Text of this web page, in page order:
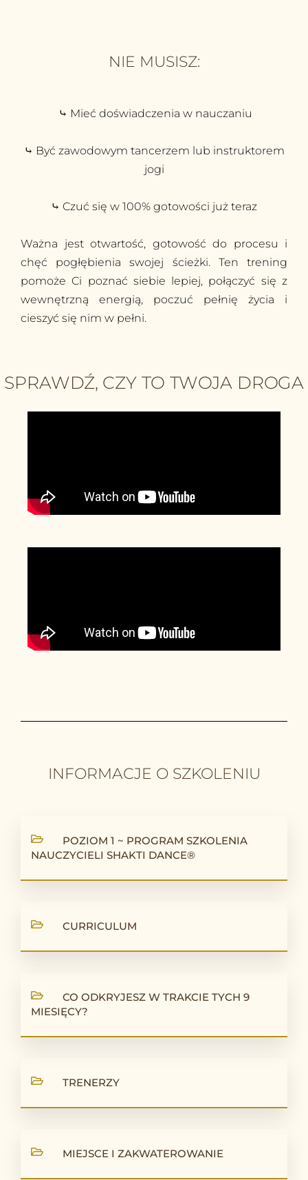
NIE MUSISZ:
⤷ Mieć doświadczenia w nauczaniu
⤷ Być zawodowym tancerzem lub instruktorem
jogi
⤷ Czuć się w 100% gotowości już teraz
Ważna jest otwartość, gotowość do procesu i
chęć pogłębienia swojej ścieżki. Ten trening
pomoże Ci poznać siebie lepiej, połączyć się z
wewnętrzną energią, poczuć pełnię życia i
cieszyć się nim w pełni.
SPRAWDŹ, CZY TO TWOJA DROGA
INFORMACJE O SZKOLENIU
POZIOM 1 ~ PROGRAM SZKOLENIA
NAUCZYCIELI SHAKTI DANCE®
CURRICULUM
CO ODKRYJESZ W TRAKCIE TYCH 9
MIESIĘCY?
TRENERZY
MIEJSCE I ZAKWATEROWANIE